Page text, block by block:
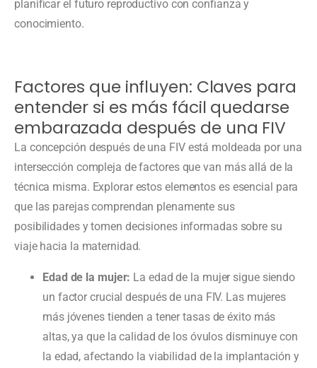
planificar el futuro reproductivo con confianza y
conocimiento.
Factores que influyen: Claves para
entender si es más fácil quedarse
embarazada después de una FIV
La concepción después de una FIV está moldeada por una
intersección compleja de factores que van más allá de la
técnica misma. Explorar estos elementos es esencial para
que las parejas comprendan plenamente sus
posibilidades y tomen decisiones informadas sobre su
viaje hacia la maternidad.
Edad de la mujer: La edad de la mujer sigue siendo
un factor crucial después de una FIV. Las mujeres
más jóvenes tienden a tener tasas de éxito más
altas, ya que la calidad de los óvulos disminuye con
la edad, afectando la viabilidad de la implantación y